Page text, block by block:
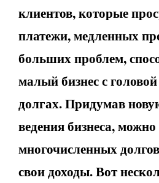
клиентов, которые
платежи, медленных
больших проблем,
малый бизнес с
долгах. Придумав
ведения бизнеса,
многочисленных
свои доходы. Вот